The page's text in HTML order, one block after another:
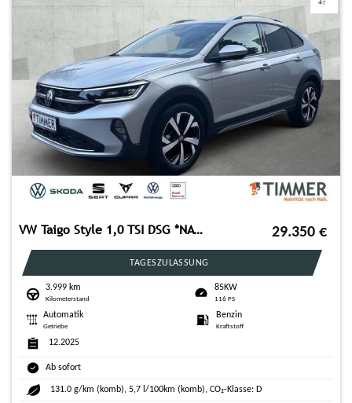
VW Taigo Style 1,0 TSI DSG *NAVI*GANZJAHRESREIFEN* 29.350 €
TAGESZULASSUNG
3.999 km
Kilometerstand
85KW
116 PS
Automatik
Getriebe
Benzin
Kraftstoff
12.2025
Ab sofort
131.0 g/km (komb), 5,7 l/100km (komb), CO₂-Klasse: D